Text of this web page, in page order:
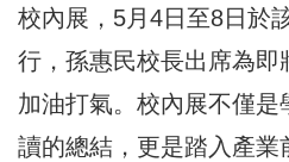
校內展，5月4日至8日於
行，孫惠民校長出席為即
加油打氣。校內展不僅
讀的總結，更是踏入產業